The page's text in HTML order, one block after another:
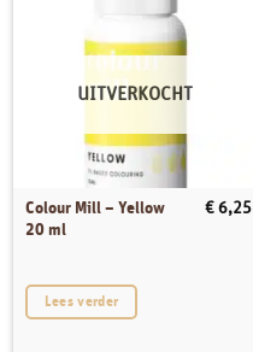
UITVERKOCHT
Colour Mill – Yellow
20 ml
€6,25
Lees verder